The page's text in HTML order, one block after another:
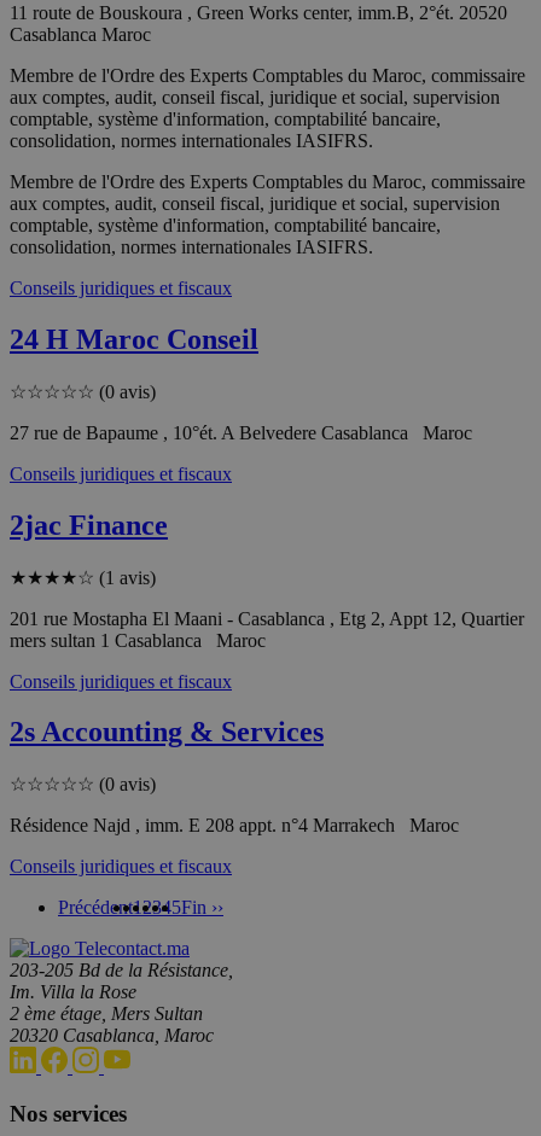
11 route de Bouskoura , Green Works center, imm.B, 2°ét. 20520
Casablanca Maroc
Membre de l'Ordre des Experts Comptables du Maroc, commissaire
aux comptes, audit, conseil fiscal, juridique et social, supervision
comptable, système d'information, comptabilité bancaire,
consolidation, normes internationales IASIFRS.
Membre de l'Ordre des Experts Comptables du Maroc, commissaire
aux comptes, audit, conseil fiscal, juridique et social, supervision
comptable, système d'information, comptabilité bancaire,
consolidation, normes internationales IASIFRS.
Conseils juridiques et fiscaux
24 H Maroc Conseil
☆☆☆☆☆ (0 avis)
27 rue de Bapaume , 10°ét. A Belvedere Casablanca Maroc
Conseils juridiques et fiscaux
2jac Finance
★★★★☆ (1 avis)
201 rue Mostapha El Maani - Casablanca , Etg 2, Appt 12, Quartier
mers sultan 1 Casablanca Maroc
Conseils juridiques et fiscaux
2s Accounting & Services
☆☆☆☆☆ (0 avis)
Résidence Najd , imm. E 208 appt. n°4 Marrakech Maroc
Conseils juridiques et fiscaux
Précédent12345Fin ››
203-205 Bd de la Résistance,
Im. Villa la Rose
2 ème étage, Mers Sultan
20320 Casablanca, Maroc
Nos services